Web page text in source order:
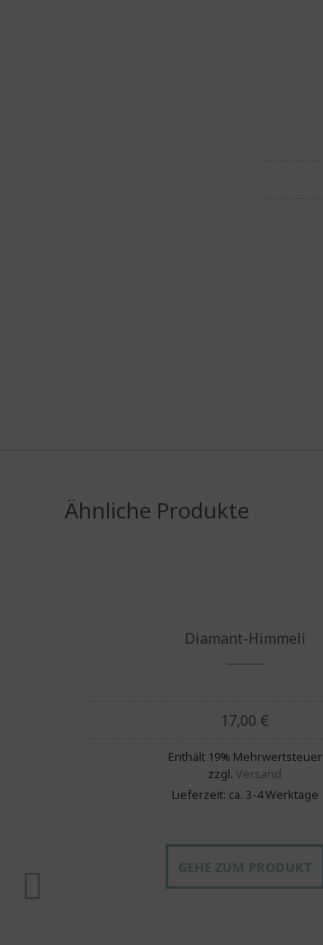
Ähnliche Produkte
Diamant-Himmeli
17,00 €
Enthält 19% Mehrwertsteuer
zzgl.Versand
Lieferzeit: ca. 3-4 Werktage
GEHE ZUM PRODUKT